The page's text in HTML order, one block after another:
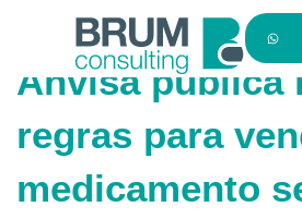
Anvisa publica
regras para
medicamento